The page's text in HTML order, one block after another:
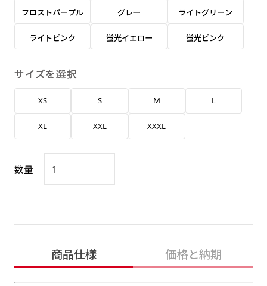
フロストパープル グレー ライトグリーン
ライトピンク 蛍光イエロー 蛍光ピンク
サイズを選択
XS S M L
XL XXL XXXL
数量
商品仕様 価格と納期
弊社よりJPG画像をお送りします。ご確認のお
返事を頂いたあとに製作開始いたします。
弊社よりJPG画像をお送りします。ご確認のお
返事を頂いたあとに製作開始いたします。
デザインの色や文字等が変更いただけます。
魔になりにくいのがポイントです。ハーフ用のポ
ールが必要です。
台座タイプ・吸盤タイプ・クリップタイプがござ
います。レジカウンターや商品棚にぴったりで
店内用です。お客さんの歩行や陳列した商品の邪
魔になりにくいのがポイントです。ハーフ用のポ
ールが必要です。
台座タイプ・吸盤タイプ・クリップタイプがござ
います。レジカウンターや商品棚にぴったりで